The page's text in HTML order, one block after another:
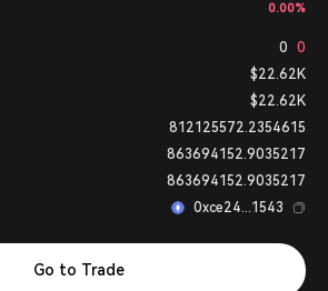
0.00%
0
0
$22.62K
$22.62K
812125572.2354615
863694152.9035217
863694152.9035217
0xce24...1543
Go to Trade